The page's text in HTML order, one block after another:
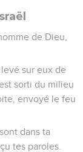
de Dieu,
sur eux de
sorti du milieu
envoyé le feu
dans ta
tes paroles.